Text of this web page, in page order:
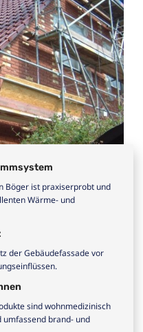
Böger ist praxiserprobt und
Wärme- und
der Gebäudefassade vor
sind wohnmedizinisch
umfassend brand- und